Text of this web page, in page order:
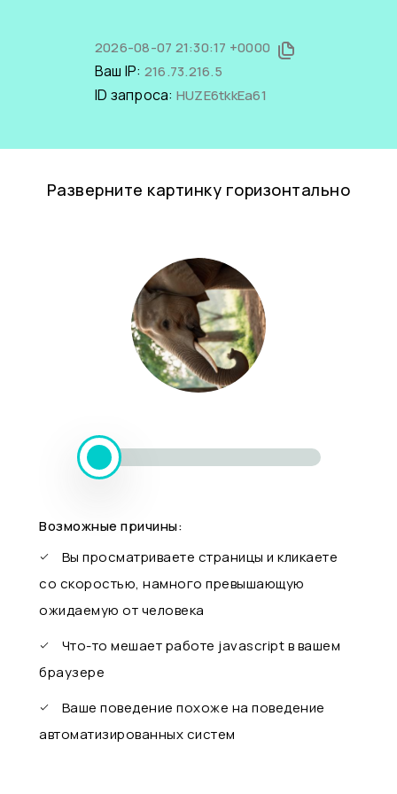
2026-08-07 21:30:17 +0000
Ваш IP: 216.73.216.5
ID запроса: HUZE6tkkEa61
Разверните картинку горизонтально
Возможные причины:
Вы просматриваете страницы и кликаете
со скоростью, намного превышающую
ожидаемую от человека
Что-то мешает работе javascript в вашем
браузере
Ваше поведение похоже на поведение
автоматизированных систем